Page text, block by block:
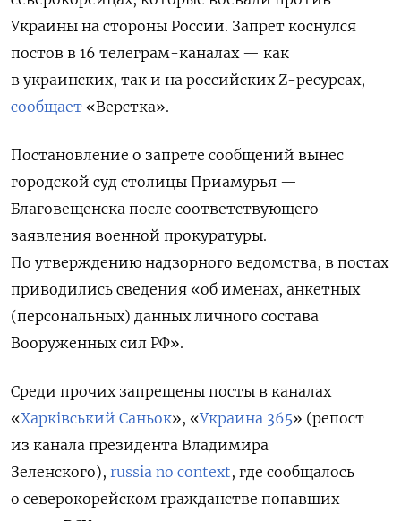
Украины на стороны России. Запрет коснулся
постов в 16 телеграм-каналах — как
в украинских, так и на российских Z-ресурсах,
сообщает «Верстка».
Постановление о запрете сообщений вынес
городской суд столицы Приамурья —
Благовещенска после соответствующего
заявления военной прокуратуры.
По утверждению надзорного ведомства, в постах
приводились сведения «об именах, анкетных
(персональных) данных личного состава
Вооруженных сил РФ».
Среди прочих запрещены посты в каналах
«Харківський Саньок», «Украина 365» (репост
из канала президента Владимира
Зеленского), russia no context, где сообщалось
о северокорейском гражданстве попавших